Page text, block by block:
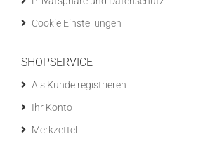
Cookie Einstellungen
SHOPSERVICE
Als Kunde registrieren
Ihr Konto
Merkzettel